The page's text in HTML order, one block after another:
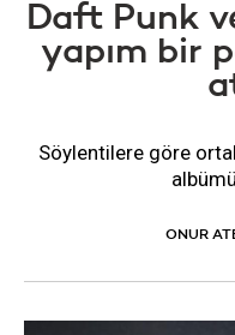
Daft Punk
yapım bir
Söylentilere göre
ONUR